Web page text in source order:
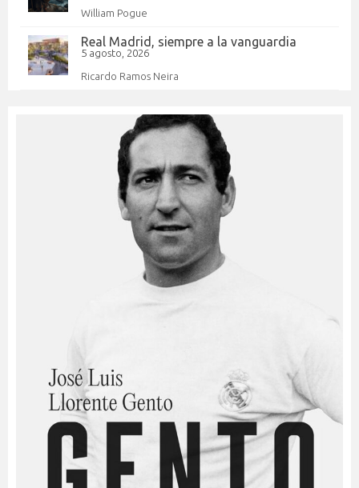
William Pogue
Real Madrid, siempre a la vanguardia
5 agosto, 2026
Ricardo Ramos Neira